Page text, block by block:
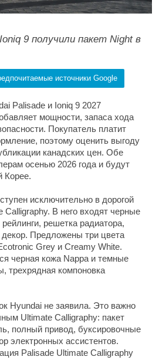
9 получили пакет Night в
источники Google
Palisade и Ioniq 9 2027
мощности, запаса хода
Покупатель платит
поэтому оценить выгоду
канадских цен. Обе
осенью 2026 года и будут
Корее.
исключительно в дорогой
Calligraphy. В него входят черные
решетка радиатора,
Предложены три цвета
Grey и Creamy White.
черная кожа Nappa и темные
трехрядная компоновка
Hyundai не заявила. Это важно
Ultimate Calligraphy: пакет
полный привод, буксировочные
электронных ассистентов.
Palisade Ultimate Calligraphy